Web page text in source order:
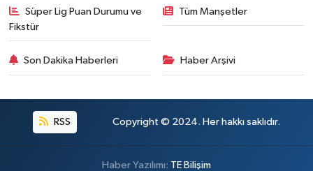
Süper Lig Puan Durumu ve
Fikstür
Tüm Manşetler
Son Dakika Haberleri Haber Arşivi
RSS Copyright © 2024. Her hakkı saklıdır.
Haber Yazılımı: TE Bilişim